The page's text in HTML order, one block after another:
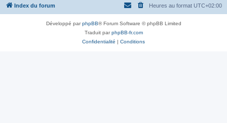
e
Index du forum Heures au format UTC+02:00
Développé parphpBB® Forum Software © phpBB Limited
Traduit parphpBB-fr.com
Confidentialité | Conditions